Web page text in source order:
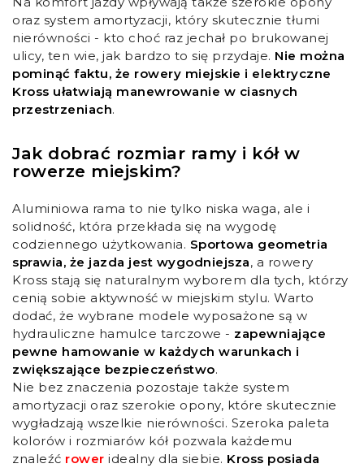
oraz system amortyzacji, który skutecznie tłumi
nierówności - kto choć raz jechał po brukowanej
ulicy, ten wie, jak bardzo to się przydaje. Nie można
pominąć faktu, że rowery miejskie i elektryczne
Kross ułatwiają manewrowanie w ciasnych
przestrzeniach.
Jak dobrać rozmiar ramy i kół w
rowerze miejskim?
Aluminiowa rama to nie tylko niska waga, ale i
solidność, która przekłada się na wygodę
codziennego użytkowania. Sportowa geometria
sprawia, że jazda jest wygodniejsza, a rowery
Kross stają się naturalnym wyborem dla tych, którzy
cenią sobie aktywność w miejskim stylu. Warto
dodać, że wybrane modele wyposażone są w
hydrauliczne hamulce tarczowe - zapewniające
pewne hamowanie w każdych warunkach i
zwiększające bezpieczeństwo.
Nie bez znaczenia pozostaje także system
amortyzacji oraz szerokie opony, które skutecznie
wygładzają wszelkie nierówności. Szeroka paleta
kolorów i rozmiarów kół pozwala każdemu
znaleźć rower idealny dla siebie. Kross posiada